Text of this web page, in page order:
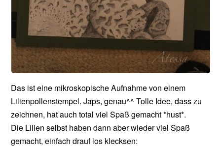
Das ist eine mikroskopische Aufnahme von einem
Lilienpollenstempel. Japs, genau^^ Tolle Idee, dass zu
zeichnen, hat auch total viel Spaß gemacht *hust*.
Die Lilien selbst haben dann aber wieder viel Spaß
gemacht, einfach drauf los klecksen: